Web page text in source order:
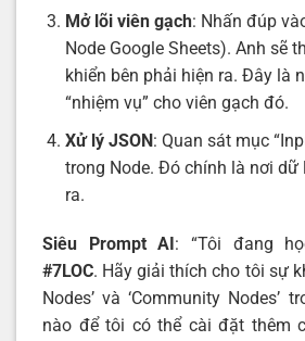
Mở lõi viên gạch: Nhấn đúp
Node Google Sheets). Anh sẽ
khiển bên phải hiện ra. Đây là
“nhiệm vụ” cho viên gạch đó.
Xử lý JSON: Quan sát mục
trong Node. Đó chính là nơi dữ
ra.
Siêu Prompt AI : “Tôi đang
#7LOC. Hãy giải thích cho tôi sự
Nodes’ và ‘Community Nodes’
nào để tôi có thể cài đặt thêm